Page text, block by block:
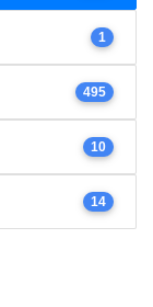
1
495
10
14